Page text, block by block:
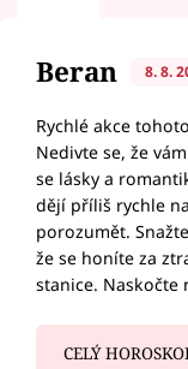
Beran 8. 8.
Rychlé akce
Nedivte se, že
se lásky a
dějí příliš rychle
porozumět.
že se honíte za
stanice. Naskočte
CELÝ